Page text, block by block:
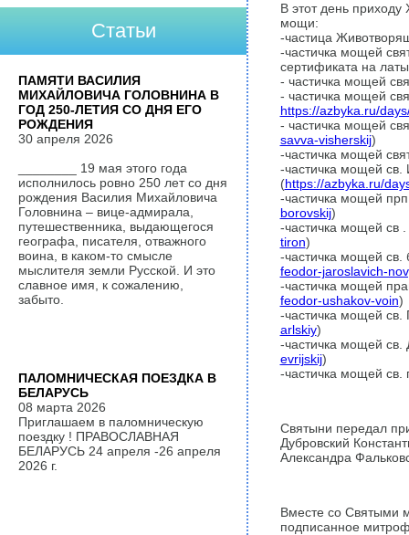
В этот день
мощи:
-частица
-частичка мощей
сертификата на
- частичка мощей
- частичка мощей
https://azbyka.ru/
- частичка мощей
savva-visherskij)
-частичка мощей
-частичка мощей св.
(https://azbyka.ru/
-частичка мощей
borovskij)
-частичка мощей
tiron)
-частичка мощей св.
feodor-jaroslavich-
-частичка мощей
feodor-ushakov-voin)
-частичка мощей св.
arlskiy)
-частичка мощей св.
evrijskij)
-частичка мощей св.
Святыни передал
Дубровский
Александра
Вместе со Святыми
подписанное
Статьи
ПАМЯТИ ВАСИЛИЯ
МИХАЙЛОВИЧА ГОЛОВНИНА В
ГОД 250-ЛЕТИЯ СО ДНЯ ЕГО
РОЖДЕНИЯ
30 апреля 2026
________ 19 мая этого года
исполнилось ровно 250 лет со дня
рождения Василия Михайловича
Головнина – вице-адмирала,
путешественника, выдающегося
географа, писателя, отважного
воина, в каком-то смысле
мыслителя земли Русской. И это
славное имя, к сожалению,
забыто.
ПАЛОМНИЧЕСКАЯ ПОЕЗДКА В
БЕЛАРУСЬ
08 марта 2026
Приглашаем в паломническую
поездку ! ПРАВОСЛАВНАЯ
БЕЛАРУСЬ 24 апреля -26 апреля
2026 г.